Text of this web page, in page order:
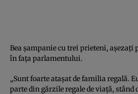
Bea șampanie cu trei prieteni, așezați
în fața parlamentului.
„Sunt foarte atașat de familia regală.
parte din gărzile regale de viață, stând